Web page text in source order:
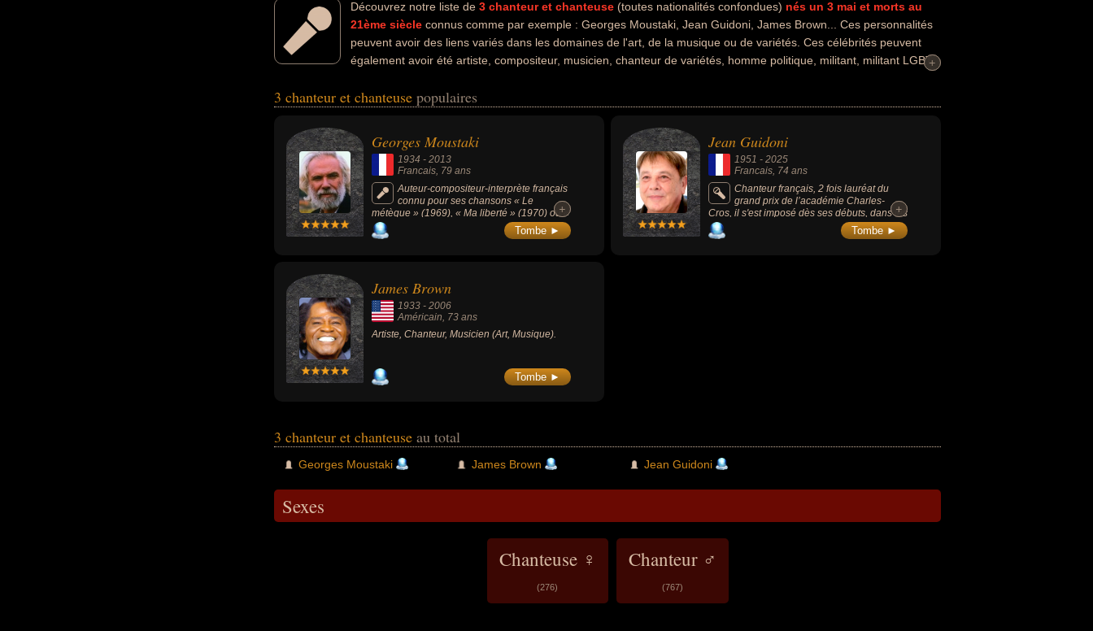
Découvrez notre liste de 3 chanteur et chanteuse (toutes nationalités confondues) nés un 3 mai et morts au
21ème siècle connus comme par exemple : Georges Moustaki, Jean Guidoni, James Brown... Ces personnalités
peuvent avoir des liens variés dans les domaines de l'art, de la musique ou de variétés. Ces célébrités peuvent
également avoir été artiste, compositeur, musicien, chanteur de variétés, homme politique, militant, militant LGBT
exemple.
+
+
3 chanteur et chanteuse populaires
Georges Moustaki
1934 - 2013
Francais, 79 ans
Auteur-compositeur-interprète français
connu pour ses chansons « Le
métèque » (1969), « Ma liberté » (1970) ou «
Ma solitude » (1969).
+
+
Tombe ►
Jean Guidoni
1951 -2025
Francais, 74 ans
Chanteur français, 2 fois lauréat du
grand prix de l’académie Charles-
Cros, il s'est imposé dès ses débuts, dans les
années 1980, comme une figure importante
de la scène musicale LGBT et queer
+
+
Tombe ►
James Brown
1933 - 2006
Américain, 73 ans
Artiste, Chanteur, Musicien (Art, Musique).
Tombe ►
3 chanteur et chanteuse au total
Georges Moustaki James Brown Jean Guidoni
Sexes
Chanteuse ♀
(276)
Chanteur ♂
(767)